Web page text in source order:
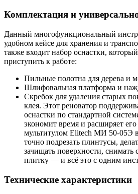
Комплектация и
Данный многофункциональный
удобном кейсе для хранения и
также входит набор оснастки,
приступить к работе:
Пильные полотна для дерева и
Шлифовальная платформа и
Скребок для удаления старых
клея. Этот реноватор
оснастки по стандартной
экономит время и расширяет
мультитулом Elitech МИ 50-05Э
точно подрезать плинтусы,
зачищать поверхности, снимать
плитку — и всё это с одним
Технические характеристики